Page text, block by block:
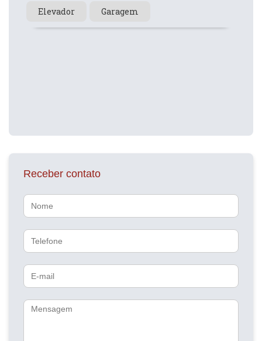
Elevador Garagem
Receber contato
Nome
Telefone
E-
mail
Mensagem